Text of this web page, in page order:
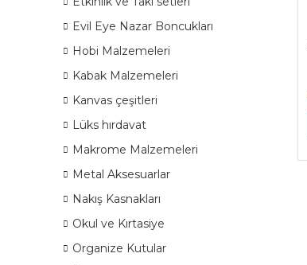
Evil Eye Nazar Boncukları
Hobi Malzemeleri
Kabak Malzemeleri
Kanvas çeşitleri
Lüks hırdavat
Makrome Malzemeleri
Metal Aksesuarlar
Nakış Kasnakları
Okul ve Kırtasiye
Organize Kutular